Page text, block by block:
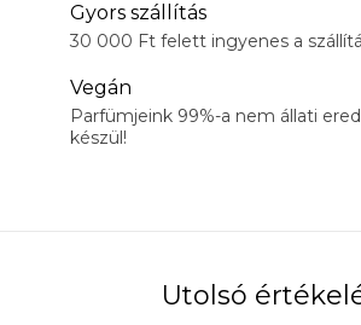
Gyors szállítás
30 000 Ft felett ingyenes a
Vegán
Parfümjeink 99%-a nem állati
készül!
Utolsó